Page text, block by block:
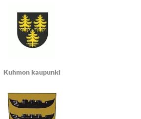
Kuhmon kaupunki